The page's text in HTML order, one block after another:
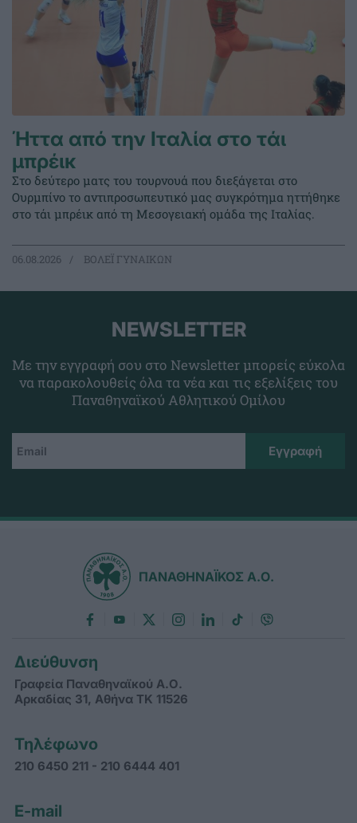
Ήττα από την Ιταλία στο τάι
μπρέικ
Στο δεύτερο ματς του τουρνουά που διεξάγεται στο
Ουρμπίνο το αντιπροσωπευτικό μας συγκρότημα ηττήθηκε
στο τάι μπρέικ από τη Μεσογειακή ομάδα της Ιταλίας.
06.08.2026 ΒΟΛΕΪ ΓΥΝΑΙΚΩΝ
NEWSLETTER
Με την εγγραφή σου στο Newsletter μπορείς εύκολα
να παρακολουθείς όλα τα νέα και τις εξελίξεις του
Παναθηναϊκού Αθλητικού Ομίλου
ΠΑΝΑΘΗΝΑΪΚΟΣ Α.Ο.
Διεύθυνση
Γραφεία Παναθηναϊκού Α.Ο.
Αρκαδίας 31, Αθήνα ΤΚ 11526
Τηλέφωνο
210 6450 211 - 210 6444 401
E-mail